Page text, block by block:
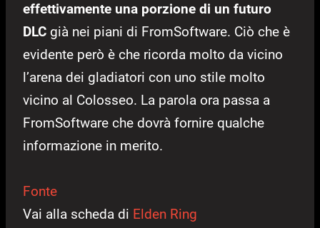
effettivamente una porzione di un futuro
DLC già nei piani di FromSoftware. Ciò che è
evidente però è che ricorda molto da vicino
l’arena dei gladiatori con uno stile molto
vicino al Colosseo. La parola ora passa a
FromSoftware che dovrà fornire qualche
informazione in merito.
Fonte
Vai alla scheda di Elden Ring